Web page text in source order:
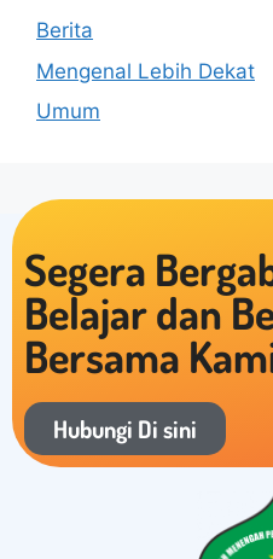
Berita
Mengenal Lebih Dekat
Umum
Segera
Belajar dan
Bersama
Hubungi Di sini